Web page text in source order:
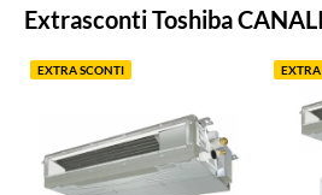
in
evidenza
Extrasconti Toshiba
EXTRA SCONTI